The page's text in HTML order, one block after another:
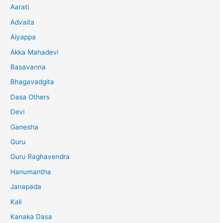
Aarati
Advaita
Aiyappa
Akka Mahadevi
Basavanna
Bhagavadgita
Dasa Others
Devi
Ganesha
Guru
Guru Raghavendra
Hanumantha
Janapada
Kali
Kanaka Dasa